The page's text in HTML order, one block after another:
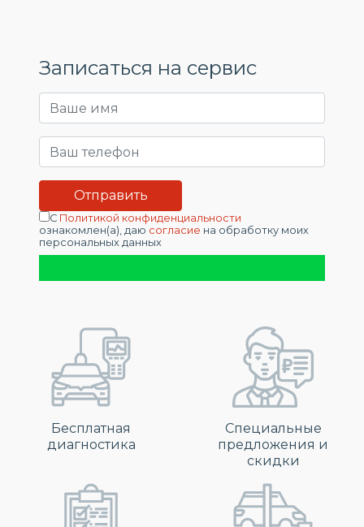
Записаться на сервис
С Политикой конфиденциальности
ознакомлен(а), даю согласие на обработку моих
персональных данных
Бесплатная
диагностика
Специальные
предложения и
скидки